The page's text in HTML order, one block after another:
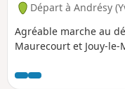
Départ à Andrésy
Agréable marche au
Maurecourt et Jouy-